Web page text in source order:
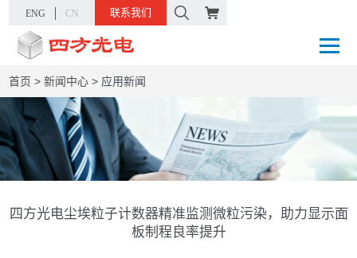
ENG CN 联系我们
首页 >新闻中心 > 应用新闻
四方光电尘埃粒子计数器精准监测微粒污染，助力显示面
板制程良率提升